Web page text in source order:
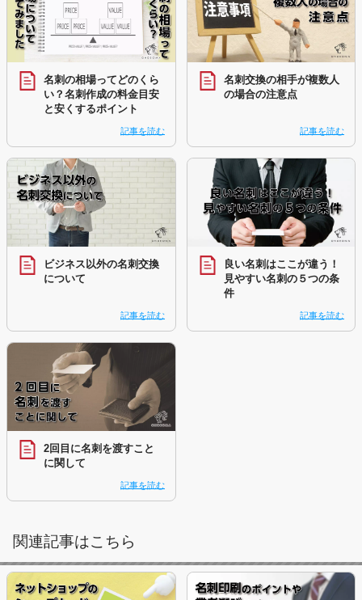
名刺の相場ってどのくら
い？名刺作成の料金目安
と安くするポイント
記事を読む
名刺交換の相手が複数人
の場合の注意点
記事を読む
ビジネス以外の名刺交換
について
記事を読む
良い名刺はここが違う！
見やすい名刺の５つの条
件
記事を読む
2回目に名刺を渡すこと
に関して
記事を読む
関連記事はこちら